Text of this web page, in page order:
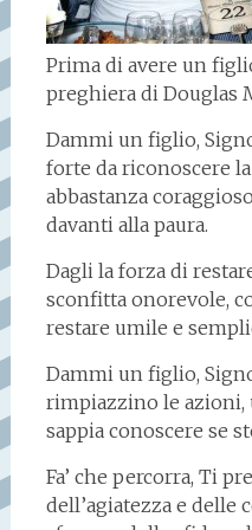
Prima di avere un
preghiera di Douglas
Dammi un figlio,
forte da riconoscere
abbastanza
davanti alla paura.
Dagli la forza di
sconfitta onorevole,
restare umile e
Dammi un figlio,
rimpiazzino le azioni,
sappia conoscere se
Fa’ che percorra, Ti
dell’agiatezza e delle